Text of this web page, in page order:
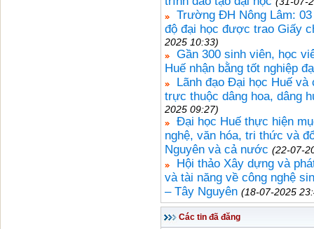
Trường ĐH Nông Lâm:
độ đại học được trao Giấy
2025 10:33)
Gần 300 sinh viên, học
Huế nhận bằng tốt nghiệp
Lãnh đạo Đại học Huế
trực thuộc dâng hoa, dâng
2025 09:27)
Đại học Huế thực hiện
nghệ, văn hóa, tri thức và
Nguyên và cả nước (22-07-
Hội thảo Xây dựng và
và tài năng về công nghệ
– Tây Nguyên (18-07-2025
Các tin đã đăng